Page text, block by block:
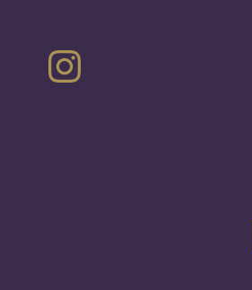
Instagram